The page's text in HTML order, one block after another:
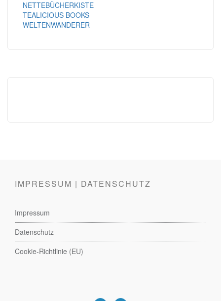
NETTEBÜCHERKISTE
TEALICIOUS BOOKS
WELTENWANDERER
IMPRESSUM | DATENSCHUTZ
Impressum
Datenschutz
Cookie-Richtlinie (EU)